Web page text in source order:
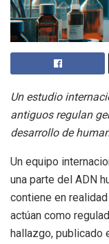
Un estudio
antiguos regulan
desarrollo de
Un equipo
una parte del ADN
contiene en
actúan como
hallazgo, publicado